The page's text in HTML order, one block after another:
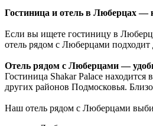
Гостиница и отель в Люберцах —
Если вы ищете гостиницу в
отель рядом с Люберцами
Отель рядом с Люберцами —
Гостиница Shakar Palace
других районов Подмосковья.
Наш отель рядом с Люберцами